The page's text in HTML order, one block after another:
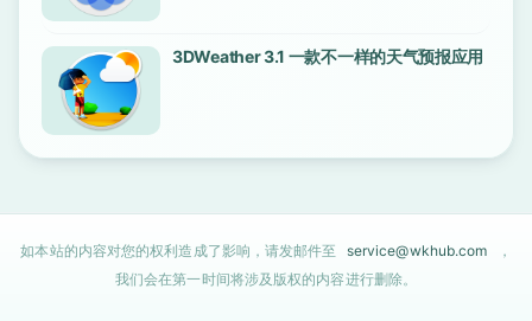
3DWeather 3.1 一款不一样的天气预报应用
如本站的内容对您的权利造成了影响，请发邮件至 service@wkhub.com
，
我们会在第一时间将涉及版权的内容进行删除。